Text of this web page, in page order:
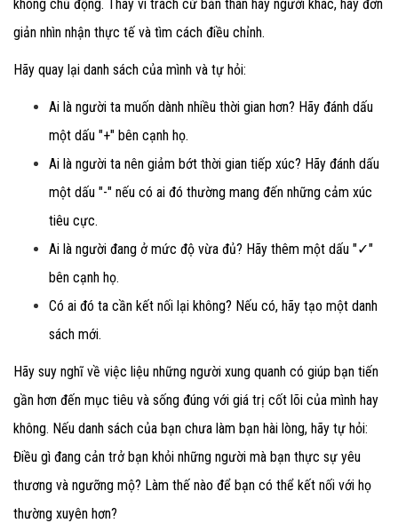
không chủ động. Thay vì trách cứ bản thân hay người khác, hãy đơn
giản nhìn nhận thực tế và tìm cách điều chỉnh.
Hãy quay lại danh sách của mình và tự hỏi:
Ai là người ta muốn dành nhiều thời gian hơn? Hãy đánh dấu
một dấu "+" bên cạnh họ.
Ai là người ta nên giảm bớt thời gian tiếp xúc? Hãy đánh dấu
một dấu "-" nếu có ai đó thường mang đến những cảm xúc
tiêu cực.
Ai là người đang ở mức độ vừa đủ? Hãy thêm một dấu "✓"
bên cạnh họ.
Có ai đó ta cần kết nối lại không? Nếu có, hãy tạo một danh
sách mới.
Hãy suy nghĩ về việc liệu những người xung quanh có giúp bạn tiến
gần hơn đến mục tiêu và sống đúng với giá trị cốt lõi của mình hay
không. Nếu danh sách của bạn chưa làm bạn hài lòng, hãy tự hỏi:
Điều gì đang cản trở bạn khỏi những người mà bạn thực sự yêu
thương và ngưỡng mộ? Làm thế nào để bạn có thể kết nối với họ
thường xuyên hơn?